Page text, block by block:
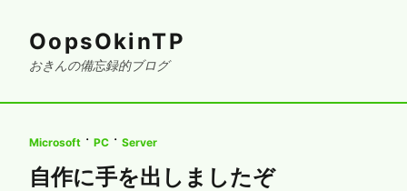
OopsOkinTP
おきんの備忘録的ブログ
Microsoft · PC · Server
自作に手を出しましたぞ